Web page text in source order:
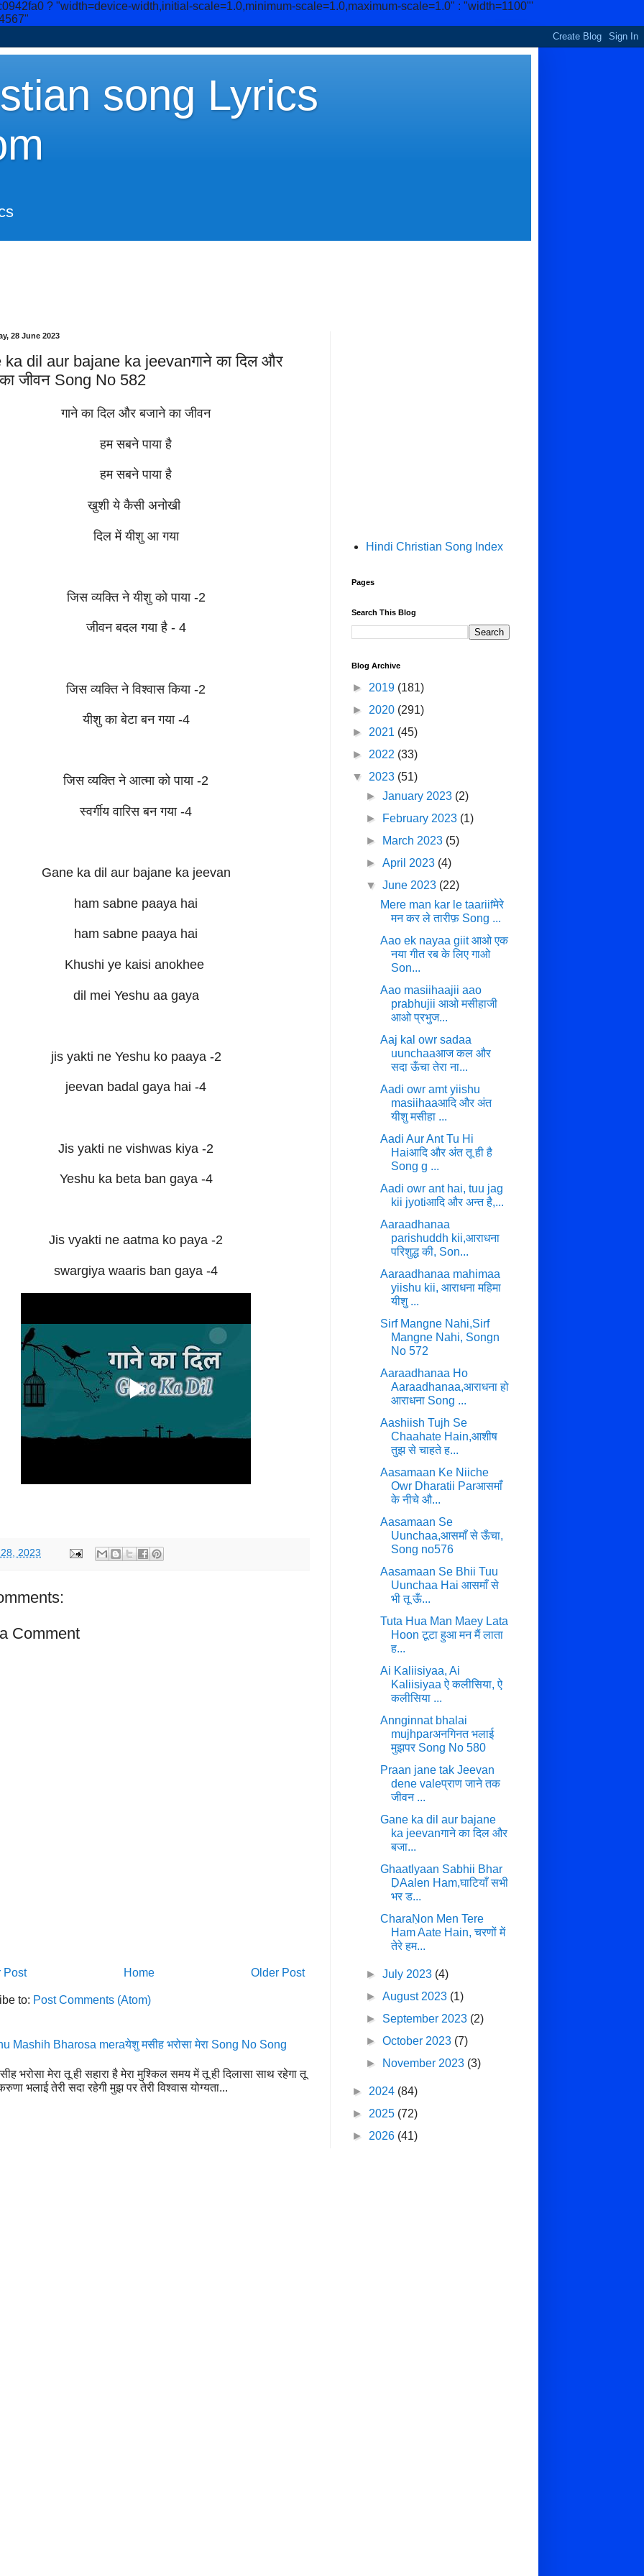
? "width=device-width,initial-scale=1.0,minimum-scale=1.0,maximum-scale=1.0" : "width=1100"'
song Lyrics
28 June 2023
ka dil aur bajane ka jeevanगाने का दिल और
जीवन Song No 582
गाने का दिल और बजाने का जीवन
हम सबने पाया है
हम सबने पाया है
खुशी ये कैसी अनोखी
दिल में यीशु आ गया
जिस व्यक्ति ने यीशु को पाया -2
जीवन बदल गया है - 4
जिस व्यक्ति ने विश्वास किया -2
यीशु का बेटा बन गया -4
जिस व्यक्ति ने आत्मा को पाया -2
स्वर्गीय वारिस बन गया -4
Gane ka dil aur bajane ka jeevan
ham sabne paaya hai
ham sabne paaya hai
Khushi ye kaisi anokhee
dil mei Yeshu aa gaya
jis yakti ne Yeshu ko paaya -2
jeevan badal gaya hai -4
Jis yakti ne vishwas kiya -2
Yeshu ka beta ban gaya -4
Jis vyakti ne aatma ko paya -2
swargiya waaris ban gaya -4
2023
Comment
Post Older Post
Home
to: Post Comments (Atom)
Mashih Bharosa meraयेशु मसीह भरोसा मेरा Song No Song
भरोसा मेरा तू ही सहारा है मेरा मुश्किल समय में तू ही दिलासा साथ रहेगा तू
भलाई तेरी सदा रहेगी मुझ पर तेरी विश्वास योग्यता...
Hindi Christian Song Index
Pages
Search This Blog
Blog Archive
► 2019 (181)
► 2020 (291)
► 2021 (45)
► 2022 (33)
▼ 2023 (51)
►January 2023 (2)
►
February 2023 (1)
►
March 2023 (5)
►April 2023 (4)
▼June 2023 (22)
Mere man kar le taariifमेरे
मन कर ले तारीफ़ Song ...
Aao ek nayaa giit आओ एक
नया गीत रब के लिए गाओ
Son...
Aao masiihaajii aao
prabhujii आओ मसीहाजी
आओ प्रभुज...
Aaj kal owr sadaa
uunchaaआज कल और
सदा ऊँचा तेरा ना...
Aadi owr amt yiishu
masiihaaआदि और अंत
यीशु मसीहा ...
Aadi Aur Ant Tu Hi
Haiआदि और अंत तू ही है
Song g ...
Aadi owr ant hai, tuu jag
kii jyotiआदि और अन्त है,...
Aaraadhanaa
parishuddh kii,आराधना
परिशुद्ध की, Son...
Aaraadhanaa mahimaa
yiishu kii, आराधना महिमा
यीशु ...
Sirf Mangne Nahi,Sirf
Mangne Nahi, Songn
No 572
Aaraadhanaa Ho
Aaraadhanaa,आराधना हो
आराधना Song ...
Aashiish Tujh Se
Chaahate Hain,आशीष
तुझ से चाहते ह...
Aasamaan Ke Niiche
Owr Dharatii Parआसमाँ
के नीचे औ...
Aasamaan Se
Uunchaa,आसमाँ से ऊँचा,
Song no576
Aasamaan Se Bhii Tuu
Uunchaa Hai आसमाँ से
भी तू ऊँ...
Tuta Hua Man Maey Lata
Hoon टूटा हुआ मन मैं लाता
ह...
Ai Kaliisiyaa, Ai
Kaliisiyaa ऐ कलीसिया, ऐ
कलीसिया ...
Annginnat bhalai
mujhparअनगिनत भलाई
मुझपर Song No 580
Praan jane tak Jeevan
dene valeप्राण जाने तक
जीवन ...
Gane ka dil aur bajane
ka jeevanगाने का दिल और
बजा...
Ghaatlyaan Sabhii Bhar
ḌAalen Ham,घाटियाँ सभी
भर ड...
CharaṆon Men Tere
Ham Aate Hain, चरणों में
तेरे हम...
►July 2023 (4)
►August 2023 (1)
► September 2023 (2)
►October 2023 (7)
►
November 2023 (3)
► 2024 (84)
► 2025 (72)
► 2026 (41)